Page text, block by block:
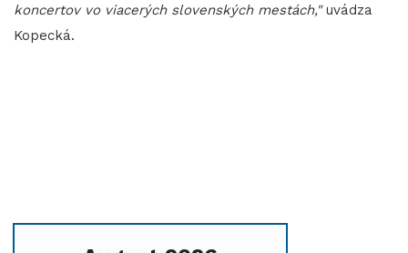
koncertov vo viacerých slovenských mestách,"uvádza
Kopecká.